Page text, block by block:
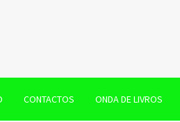
CONTACTOS ONDA DE LIVROS